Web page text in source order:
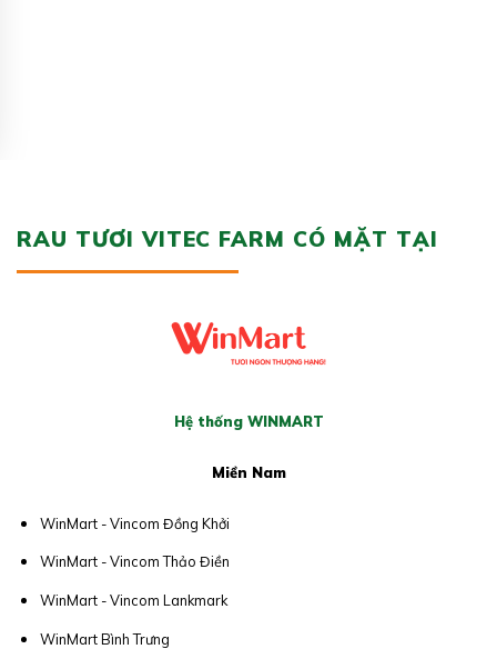
RAU TƯƠI VITEC FARM CÓ MẶT TẠI
Hệ thống WINMART
Miền Nam
WinMart - Vincom Đồng Khởi
WinMart - Vincom Thảo Điền
WinMart - Vincom Lankmark
WinMart Bình Trưng